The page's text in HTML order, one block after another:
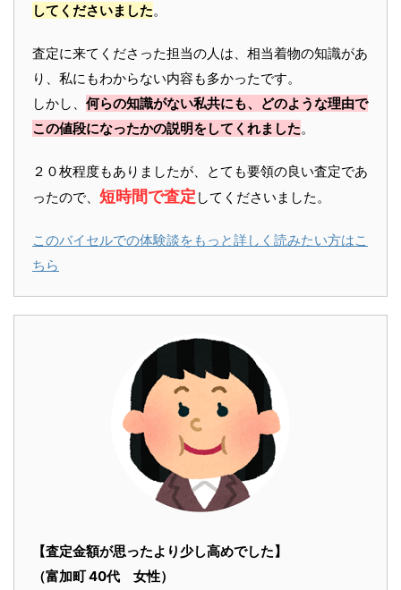
してくださいました。
査定に来てくださった担当の人は、相当着物の知識があ
り、私にもわからない内容も多かったです。
しかし、 何らの知識がない私共にも、どのような理由で
この値段になったかの説明をしてくれました。
２０枚程度もありましたが、とても要領の良い査定であ
ったので、 短時間で査定 してくださいました。
このバイセルでの体験談をもっと詳しく読みたい方はこ
ちら
【査定金額が思ったより少し高めでした】
（富加町 40代 女性）